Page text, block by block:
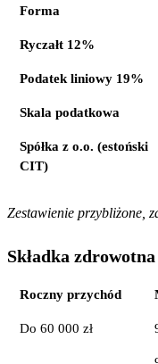
Forma
Ryczałt 12%
Podatek liniowy 19%
Skala podatkowa
Spółka z o.o. (estoński
CIT)
Zestawienie przybliżone,
Składka
Roczny przychód
Do 60 000 zł